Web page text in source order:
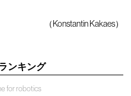
（Konstantin Kakaes）
ンキング
for robotics